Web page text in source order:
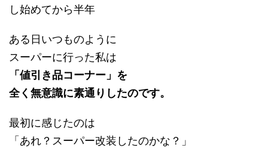
し始めてから半年
ある日いつものように
スーパーに行った私は
「値引き品コーナー」を
全く無意識に素通りしたのです。
最初に感じたのは
「あれ？スーパー改装したのかな？」